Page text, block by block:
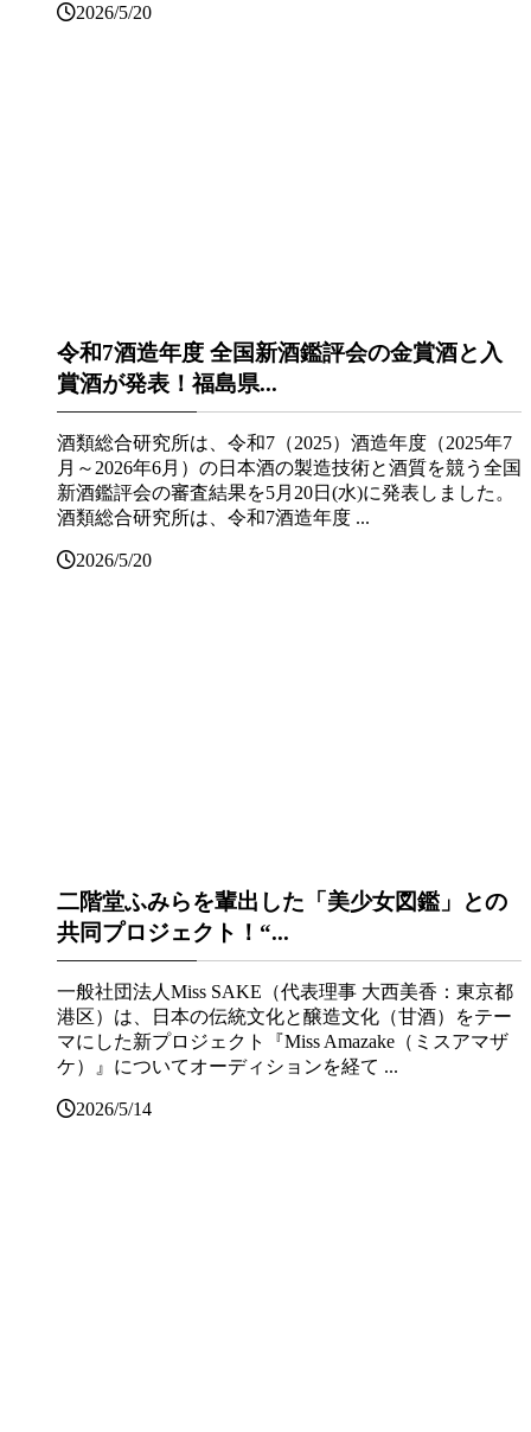
2026/5/20
令和7酒造年度 全国新酒鑑評会の金賞酒と入
賞酒が発表！福島県...
酒類総合研究所は、令和7（2025）酒造年度（2025年7
月～2026年6月）の日本酒の製造技術と酒質を競う全国
新酒鑑評会の審査結果を5月20日(水)に発表しました。
酒類総合研究所は、令和7酒造年度 ...
2026/5/20
二階堂ふみらを輩出した「美少女図鑑」との
共同プロジェクト！“...
一般社団法人Miss SAKE（代表理事 大西美香：東京都
港区）は、日本の伝統文化と醸造文化（甘酒）をテー
マにした新プロジェクト『Miss Amazake（ミスアマザ
ケ）』についてオーディションを経て ...
2026/5/14